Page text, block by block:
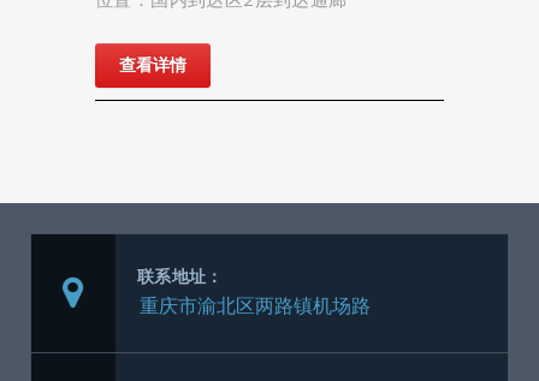
查看详情
联系地址：